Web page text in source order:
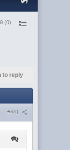
(0)
to reply
#441